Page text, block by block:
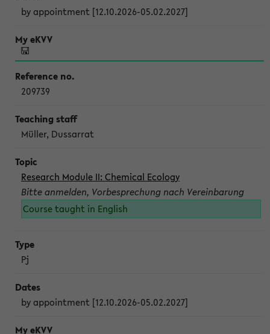
by appointment [12.10.2026-05.02.2027]
209739
Müller, Dussarrat
Research Module II: Chemical Ecology
Bitte anmelden, Vorbesprechung nach Vereinbarung
Course taught in English
Pj
by appointment [12.10.2026-05.02.2027]